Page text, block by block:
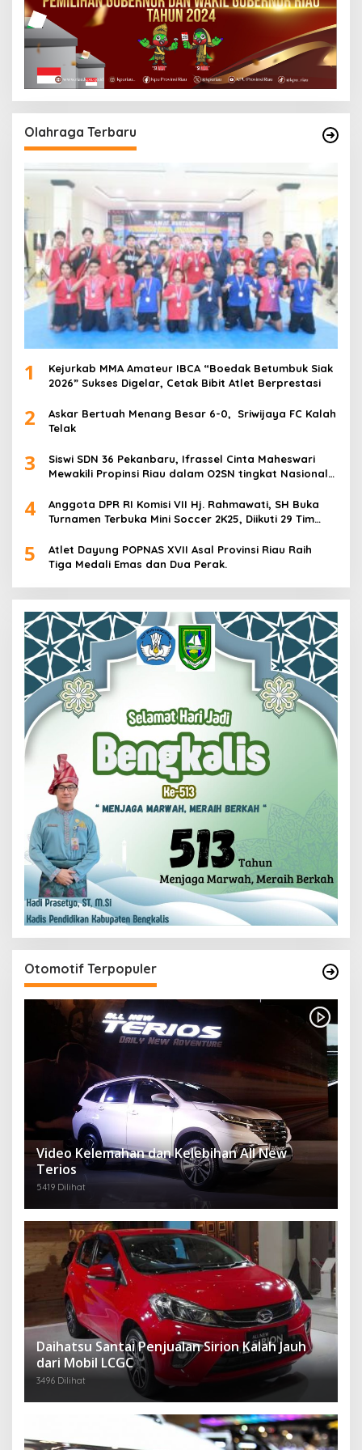
Olahraga Terbaru
1
Kejurkab MMA Amateur IBCA “Boedak Betumbuk Siak
2026” Sukses Digelar, Cetak Bibit Atlet Berprestasi
2
Askar Bertuah Menang Besar 6-0, Sriwijaya FC Kalah
Telak
3
Siswi SDN 36 Pekanbaru, Ifrassel Cinta Maheswari
Mewakili Propinsi Riau dalam O2SN tingkat Nasional
4
Anggota DPR RI Komisi VII Hj. Rahmawati, SH Buka
Turnamen Terbuka Mini Soccer 2K25, Diikuti 29 Tim
5
Atlet Dayung POPNAS XVII Asal Provinsi Riau Raih
Tiga Medali Emas dan Dua Perak.
Otomotif Terpopuler
Video Kelemahan dan Kelebihan All New
Terios
5419 Dilihat
Daihatsu Santai Penjualan Sirion Kalah Jauh
dari Mobil LCGC
3496 Dilihat